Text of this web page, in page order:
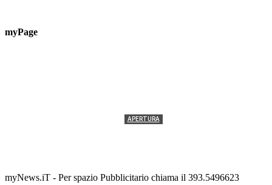
myPage
APERTURA
myNews.iT - Per spazio Pubblicitario chiama il 393.5496623